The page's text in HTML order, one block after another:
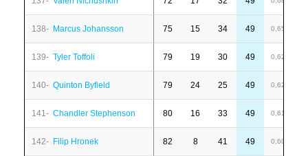
138- Marcus Johansson 75 15 34 49 0,65
139- Tyler Toffoli 79 19 30 49 0,62
140- Quinton Byfield 79 24 25 49 0,62
141- Chandler Stephenson 80 16 33 49 0,61
142- Filip Hronek 82 8 41 49 0,60